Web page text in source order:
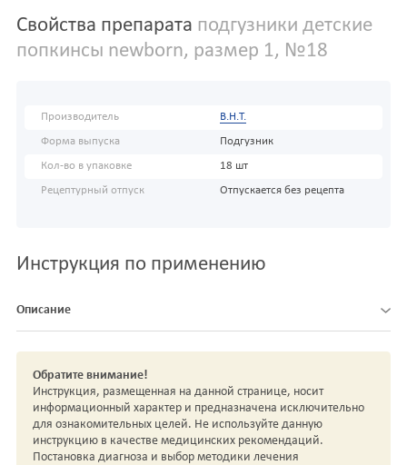
Свойства препарата подгузники детские
попкинсы newborn, размер 1, №18
Производитель В.Н.Т.
Форма выпуска Подгузник
Кол-во в упаковке 18 шт
Рецептурный отпуск Отпускается без рецепта
Инструкция по применению
Описание
Обратите внимание!
Инструкция, размещенная на данной странице, носит
информационный характер и предназначена исключительно
для ознакомительных целей. Не используйте данную
инструкцию в качестве медицинских рекомендаций.
Постановка диагноза и выбор методики лечения